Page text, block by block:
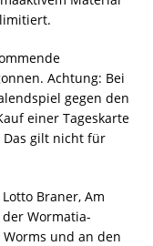
Achtung: Bei
gegen den
einer Tageskarte
Das gilt nicht für
Braner, Am
der Wormatia-
Worms und an den